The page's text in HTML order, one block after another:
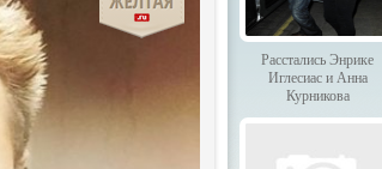
новый комплекс на «Ледниковом периоде»
Расстались Энрике
Иглесиас и Анна
Курникова